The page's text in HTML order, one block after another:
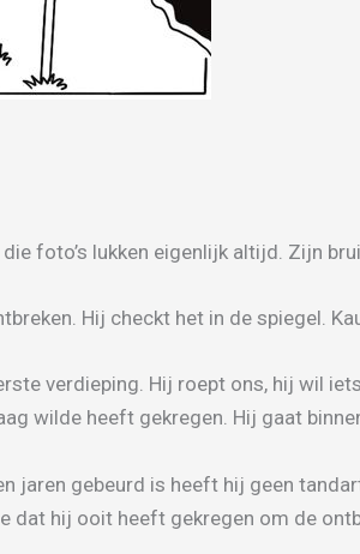
foto’s lukken eigenlijk altijd. Zijn
Hij checkt het in de spiegel.
verdieping. Hij roept ons, hij wil
wilde heeft gekregen. Hij gaat
jaren gebeurd is heeft hij geen
dat hij ooit heeft gekregen om de